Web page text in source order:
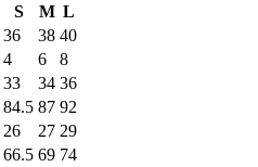
S M L
36 38 40
4 6
8
33 34 36
84.5 87 92
26 27 29
66.5 69 74